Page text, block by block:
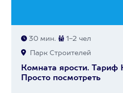
30 мин. 1-2 чел
Парк Строителей
Комната ярости. Тариф
Просто посмотреть